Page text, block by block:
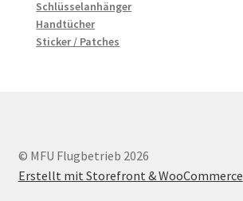
Schlüsselanhänger
Handtücher
Sticker / Patches
© MFU Flugbetrieb 2026
Erstellt mit Storefront & WooCommerce